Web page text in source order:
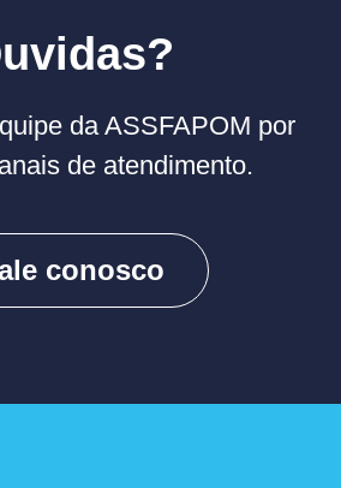
da ASSFAPOM por
de atendimento.
conosco